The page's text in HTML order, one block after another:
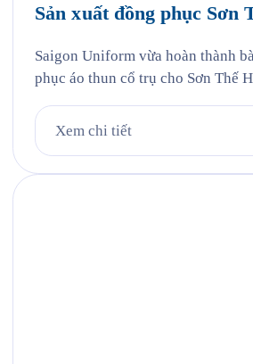
Sản xuất đồng phục Sơn
Saigon Uniform vừa hoàn thành
phục áo thun cổ trụ cho Sơn Thế
nét, áo đồng phục không chỉ đảm
hàng ngày mà còn trở thành công
Xem chi tiết